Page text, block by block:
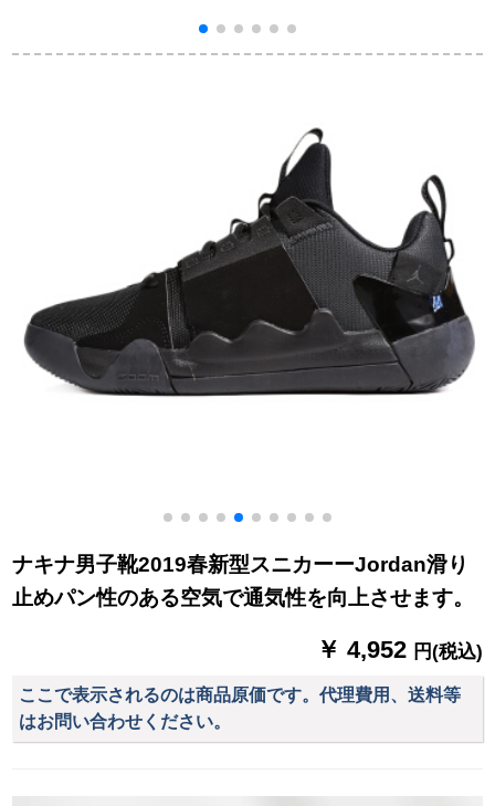
生耐摩耗中学生靴DA
新作モビルAir Jordan
1 Low GS AJ 1バレン
5970 BQ 5970-007
ナキナ男子靴2019春新型スニカーーJordan滑り
止めパン性のある空気で通気性を向上させます。
￥ 4,952 円(税込)
ここで表示されるのは商品原価です。代理費用、送料等
はお問い合わせください。